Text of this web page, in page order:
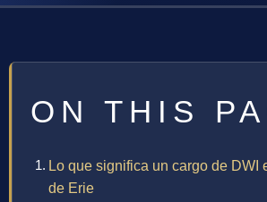
ON THIS
Lo que significa un cargo de DWI
de Erie